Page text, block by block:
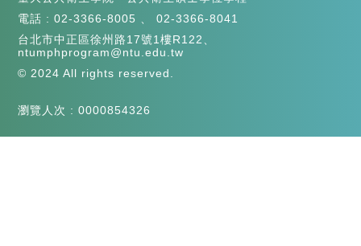
電話 :02-3366-8005 、02-3366-8041
台北市中正區徐州路17號1樓R122、
ntumphprogram@ntu.edu.tw
© 2024 All rights reserved.
瀏覽人次 : 0000854326